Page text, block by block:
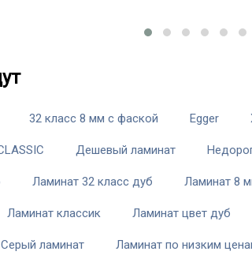
32 класс 8 мм с фаской Egger
Дешевый ламинат
Ламинат 32 класс дуб Ламинат 8
Ламинат классик Ламинат цвет дуб
Серый ламинат Ламинат по низким